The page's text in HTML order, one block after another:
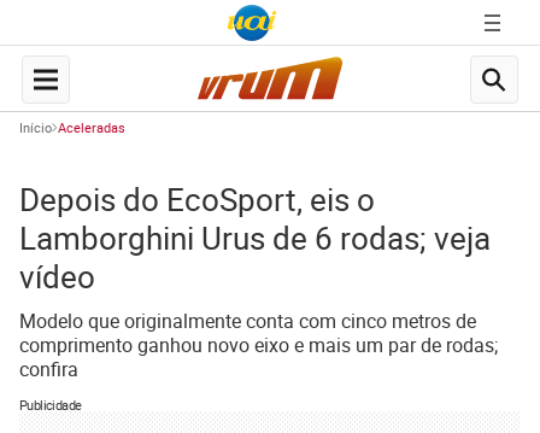
Início Aceleradas
Depois do EcoSport, eis o
Lamborghini Urus de 6 rodas; veja
vídeo
Modelo que originalmente conta com cinco metros de
comprimento ganhou novo eixo e mais um par de rodas;
confira
Publicidade